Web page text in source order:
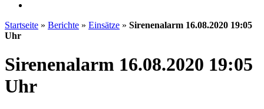
Startseite » Berichte » Einsätze » Sirenenalarm 16.08.2020 19:05
Uhr
Sirenenalarm 16.08.2020 19:05
Uhr